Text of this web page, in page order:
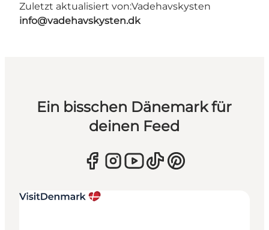
Zuletzt aktualisiert von:Vadehavskysten
info@vadehavskysten.dk
Ein bisschen Dänemark für
deinen Feed